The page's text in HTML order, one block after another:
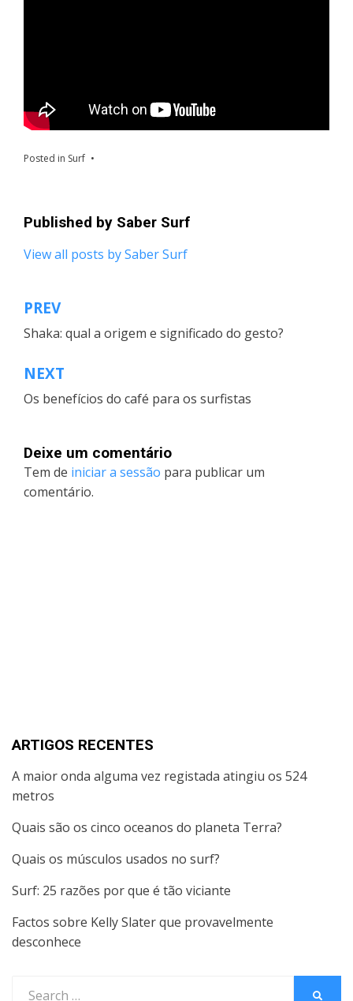
Posted in Surf
Published by Saber Surf
View all posts by Saber Surf
Navegação
de
artigos
PREV
Shaka: qual a origem e significado do gesto?
NEXT
Os benefícios do café para os surfistas
Deixe um comentário
Tem de iniciar a sessão para publicar um
comentário.
ARTIGOS RECENTES
A maior onda alguma vez registada atingiu os 524
metros
Quais são os cinco oceanos do planeta Terra?
Quais os músculos usados no surf?
Surf: 25 razões por que é tão viciante
Factos sobre Kelly Slater que provavelmente
desconhece